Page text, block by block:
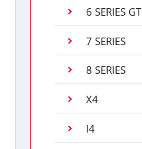
6 SERIES GT
7 SERIES
8 SERIES
X4
I4